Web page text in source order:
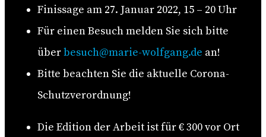
Finissage am 27. Januar 2022, 15 – 20 Uhr
Für einen Besuch melden Sie sich bitte
überbesuch@marie-wolfgang.de an!
Bitte beachten Sie die aktuelle Corona-
Schutzverordnung!
Die Edition der Arbeit ist für € 300 vor Ort